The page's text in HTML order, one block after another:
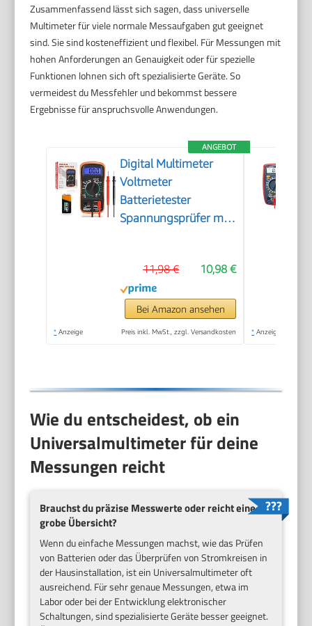
Zusammenfassend lässt sich sagen, dass universelle
Multimeter für viele normale Messaufgaben gut geeignet
sind. Sie sind kosteneffizient und flexibel. Für Messungen mit
hohen Anforderungen an Genauigkeit oder für spezielle
Funktionen lohnen sich oft spezialisierte Geräte. So
vermeidest du Messfehler und bekommst bessere
Ergebnisse für anspruchsvolle Anwendungen.
ANGEBOT
Digital Multimeter
Voltmeter
Batterietester
Spannungsprüfer mit
10,98 €
11,98 €
Bei Amazon ansehen
* Anzeige Preis inkl. MwSt., zzgl. Versandkosten * Anzeige
Wie du entscheidest, ob ein
Universalmultimeter für deine
Messungen reicht
Brauchst du präzise Messwerte oder reicht eine
grobe Übersicht?
Wenn du einfache Messungen machst, wie das Prüfen
von Batterien oder das Überprüfen von Stromkreisen in
der Hausinstallation, ist ein Universalmultimeter oft
ausreichend. Für sehr genaue Messungen, etwa im
Labor oder bei der Entwicklung elektronischer
Schaltungen, sind spezialisierte Geräte besser geeignet.